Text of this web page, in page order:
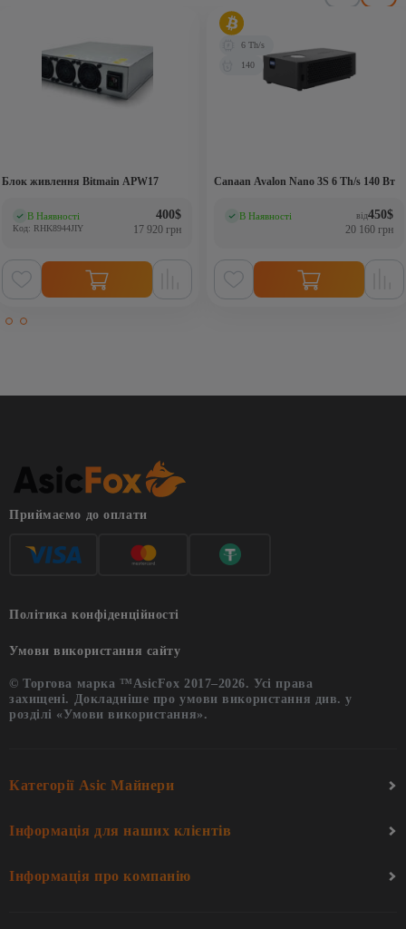
Блок живлення Bitmain APW17
В Наявності(0)
Код: RHK8944JIY
400$
17 920 грн
Canaan Avalon Nano 3S 6 Th/s 140 Вт
6 Th/s
140
В Наявності(0) від450$
20 160 грн
Приймаємо до оплати
Політика конфіденційності
Умови використання сайту
© Торгова марка ™AsicFox 2017–2026. Усі права
захищені. Докладніше про умови використання див. у
розділі «Умови використання».
Категорії Asic Майнери
Інформація для наших клієнтів
Інформація про компанію